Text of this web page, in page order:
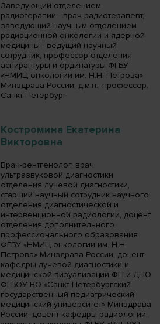
Заведующий отделением
радиотерапии - врач-радиотерапевт,
заведующий научным отделением
радиационной онкологии и ядерной
медицины - ведущий научный
сотрудник, профессор отделения
аспирантуры и ординатуры ФГБУ
«НМИЦ онкологии им. Н.Н. Петрова»
Минздрава России, д.м.н., профессор,
Санкт-Петербург
Костромина Екатерина
Викторовна
Врач-рентгенолог, врач
ультразвуковой диагностики
отделения лучевой диагностики,
старший научный сотрудник научного
отделения диагностической и
интервенционной радиологии, доцент
отделения дополнительного
профессионального образования
ФГБУ «НМИЦ онкологии им. Н.Н.
Петрова» Минздрава России, доцент
кафедры лучевой диагностики и
медицинской визуализации ФП и ДПО
ФГБОУ ВО «Санкт-Петербургский
государственный педиатрический
медицинский университет» Минздрава
России, доцент кафедры радиологии,